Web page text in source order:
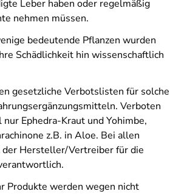
Leber haben oder regelmäßig
nehmen müssen.
bedeutende Pflanzen wurden
Schädlichkeit hin wissenschaftlich
gesetzliche Verbotslisten für solche
Verboten
Ephedra-Kraut und Yohimbe,
z.B. in Aloe. Bei allen
der Hersteller/Vertreiber für die
Produkte werden wegen nicht